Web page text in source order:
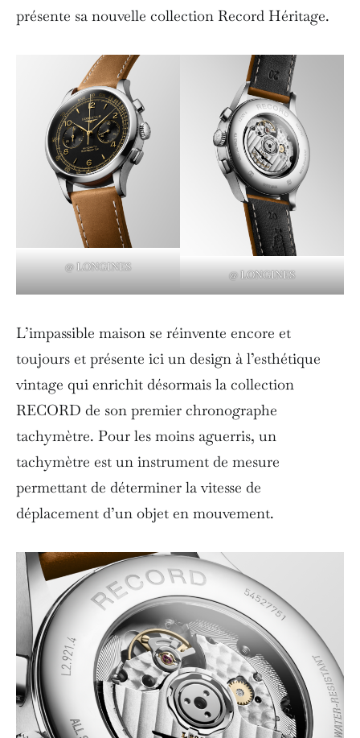
présente sa nouvelle collection Record Héritage.
@ LONGINES
@ LONGINES
L’impassible maison se réinvente encore et
toujours et présente ici un design à l’esthétique
vintage qui enrichit désormais la collection
RECORD de son premier chronographe
tachymètre. Pour les moins aguerris, un
tachymètre est un instrument de mesure
permettant de déterminer la vitesse de
déplacement d’un objet en mouvement.